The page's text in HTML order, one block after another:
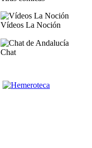
Vídeos La Noción
Chat